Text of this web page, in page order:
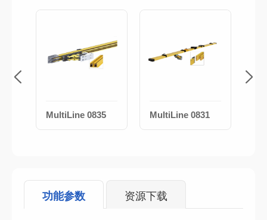
MultiLine 0835 MultiLine 0831
功能参数 资源下载